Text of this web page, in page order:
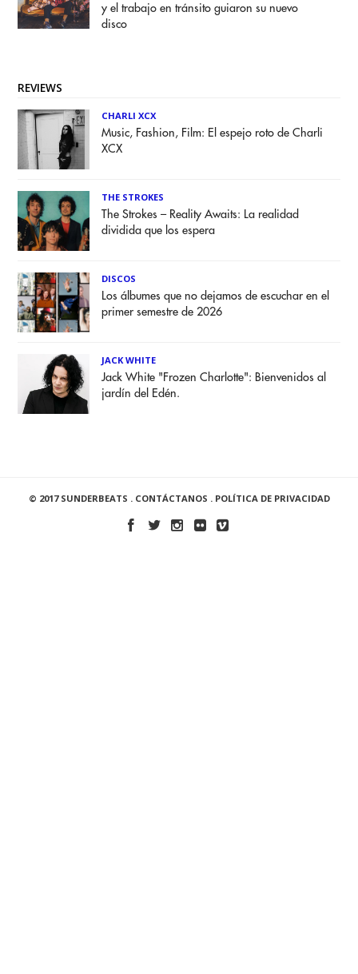
y el trabajo en tránsito guiaron su nuevo
disco
REVIEWS
CHARLI XCX
Music, Fashion, Film: El espejo roto de Charli
XCX
THE STROKES
The Strokes – Reality Awaits: La realidad
dividida que los espera
DISCOS
Los álbumes que no dejamos de escuchar en el
primer semestre de 2026
JACK WHITE
Jack White "Frozen Charlotte": Bienvenidos al
jardín del Edén.
© 2017 SUNDERBEATS . CONTÁCTANOS . POLÍTICA DE PRIVACIDAD